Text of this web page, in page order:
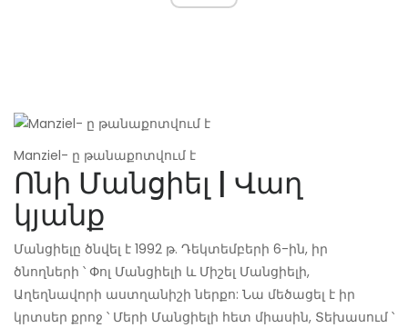
Manziel- ը թանաքոտվում է
Ոնի Մանցիել | Վաղ
կյանք
Մանցիելը ծնվել է 1992 թ. Դեկտեմբերի 6-ին, իր
ծնողների ՝ Փոլ Մանցիելի և Միշել Մանցիելի,
Աղեղնավորի աստղանիշի ներքո: Նա մեծացել է իր
կրտսեր քրոջ ՝ Մերի Մանցիելի հետ միասին, Տեխասում ՝